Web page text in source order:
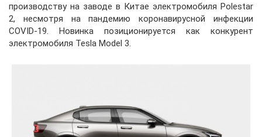
производству на заводе в Китае электромобиля Polestar
2, несмотря на пандемию коронавирусной инфекции
COVID-19. Новинка позиционируется как конкурент
электромобиля Tesla Model 3.